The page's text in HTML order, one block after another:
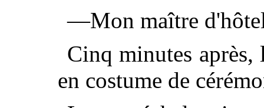
—Mon maître
Cinq minutes après,
en costume de